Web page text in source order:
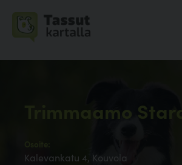
Trimmaamo Stara
Kalevankatu 4, Kouvola